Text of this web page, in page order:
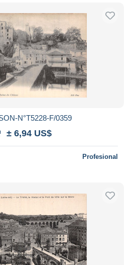
N°T5228-F/0359
± 6,94 US$
Profesional